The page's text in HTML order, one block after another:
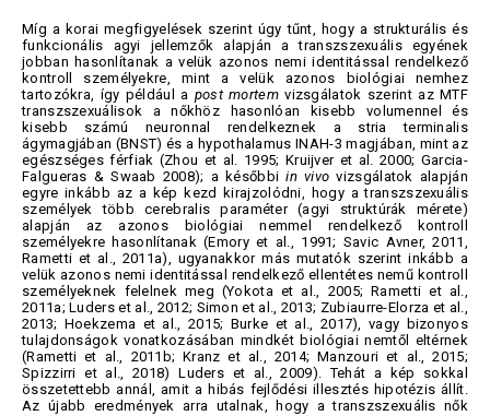
Míg a korai megfigyelések szerint úgy tűnt, hogy a strukturális és
funkcionális agyi jellemzők alapján a transzszexuális egyének
jobban hasonlítanak a velük azonos nemi identitással rendelkező
kontroll személyekre, mint a velük azonos biológiai nemhez
tartozókra, így például a post mortem vizsgálatok szerint az MTF
transzszexuálisok a nőkhöz hasonlóan kisebb volumennel és
kisebb számú neuronnal rendelkeznek a stria terminalis
ágymagjában (BNST) és a hypothalamus INAH-3 magjában, mint az
egészséges férfiak (Zhou et al. 1995; Kruijver et al. 2000; Garcia-
Falgueras & Swaab 2008); a későbbiin vivo vizsgálatok alapján
egyre inkább az a kép kezd kirajzolódni, hogy a transzszexuális
személyek több cerebralis paraméter (agyi struktúrák mérete)
alapján az azonos biológiai nemmel rendelkező kontroll
személyekre hasonlítanak (Emory et al., 1991; Savic Avner, 2011,
Rametti et al., 2011a), ugyanakkor más mutatók szerint inkább a
velük azonos nemi identitással rendelkező ellentétes nemű kontroll
személyeknek felelnek meg (Yokota et al., 2005; Rametti et al.,
2011a; Luders et al., 2012; Simon et al., 2013; Zubiaurre-Elorza et al.,
2013; Hoekzema et al., 2015; Burke et al., 2017), vagy bizonyos
tulajdonságok vonatkozásában mindkét biológiai nemtől eltérnek
(Rametti et al., 2011b; Kranz et al., 2014; Manzouri et al., 2015;
Spizzirri et al., 2018) Luders et al., 2009). Tehát a kép sokkal
összetettebb annál, amit a hibás fejlődési illesztés hipotézis állít.
Az újabb eredmények arra utalnak, hogy a transzszexuális nők